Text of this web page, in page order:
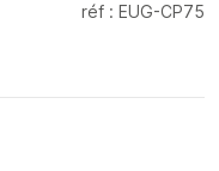
réf : EUG-CP75